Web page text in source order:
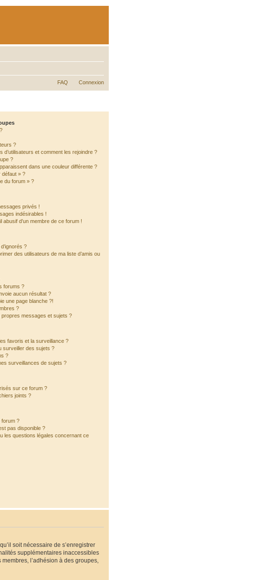
FAQ Connexion
?
d’utilisateurs et comment les rejoindre ?
?
dans une couleur différente ?
défaut » ?
du forum » ?
privés !
indésirables !
abusif d’un membre de ce forum !
?
des utilisateurs de ma liste d’amis ou
forums ?
aucun résultat ?
une page blanche ?!
?
messages et sujets ?
favoris et la surveillance ?
surveiller des sujets ?
?
surveillances de sujets ?
sur ce forum ?
joints ?
forum ?
pas disponible ?
les questions légales concernant ce
soit nécessaire de s’enregistrer
supplémentaires inaccessibles
l’adhésion à des groupes,